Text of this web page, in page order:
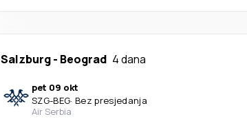
Salzburg- Beograd 4 dana
pet 09 okt
SZG-BEG· Bez presjedanja
Air Serbia